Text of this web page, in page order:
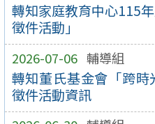
轉知家庭教育中心115
徵件活動」
2026-07-06 輔導組
轉知董氏基金會「跨
徵件活動資訊